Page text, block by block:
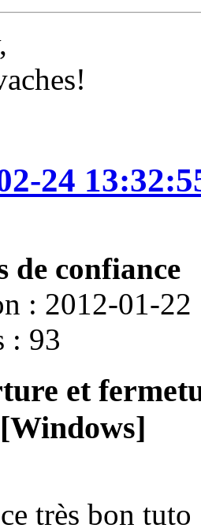
24
de confiance
: 2012-01-22
: 93
et
très bon tuto